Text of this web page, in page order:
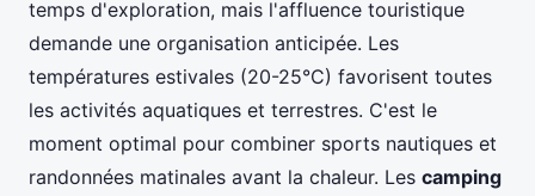
temps d'exploration, mais l'affluence touristique
demande une organisation anticipée. Les
températures estivales (20-25°C) favorisent toutes
les activités aquatiques et terrestres. C'est le
moment optimal pour combiner sports nautiques et
randonnées matinales avant la chaleur. Les camping